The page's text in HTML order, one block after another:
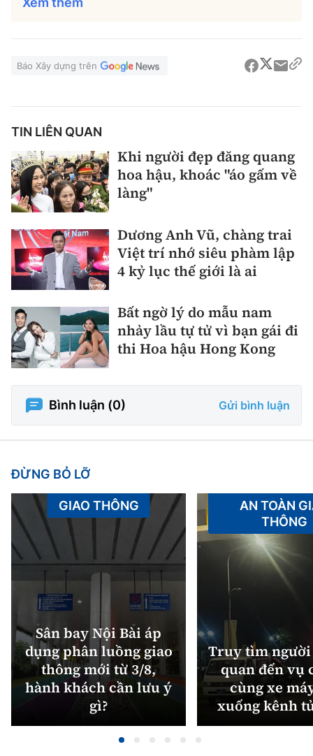
Báo Xây dựng trên
TIN LIÊN QUAN
Khi người đẹp đăng quang
hoa hậu, khoác "áo gấm về
làng"
Dương Anh Vũ, chàng trai
Việt trí nhớ siêu phàm lập
4 kỷ lục thế giới là ai
Bất ngờ lý do mẫu nam
nhảy lầu tự tử vì bạn gái đi
thi Hoa hậu Hong Kong
Bình luận (0) Gửi bình luận
ĐỪNG BỎ LỠ
Sân bay Nội Bài áp
dụng phân luồng giao
thông mới từ 3/8,
hành khách cần lưu ý
gì?
GIAO THÔNG
Truy tìm
quan đến vụ
cùng xe
xuống kênh
AN TOÀN
THÔNG